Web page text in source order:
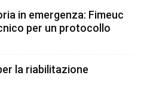
in emergenza: Fimeuc
per un protocollo
la riabilitazione